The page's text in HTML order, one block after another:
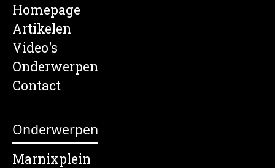
Homepage
Artikelen
Video's
Onderwerpen
Contact
Onderwerpen
Marnixplein